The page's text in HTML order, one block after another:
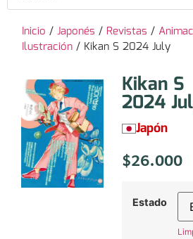
Inicio /Japonés / Revistas /
Ilustración / Kikan S 2024 July
Kikan S
2024
Japón
$26.000
Estado